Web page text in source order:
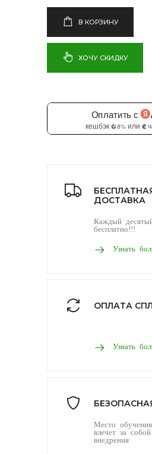
В КОРЗИНУ
ХОЧУ СКИДКУ
ДОСТАВКА
Каждый
бесплатно!!!
Узнать
ОПЛАТА
Узнать
Место
влечет за
внедрения